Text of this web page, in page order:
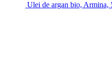
Ulei de argan bio, Armina,